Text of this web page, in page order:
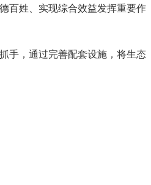
百姓、实现综合效益发挥重要作
手，通过完善配套设施，将生态